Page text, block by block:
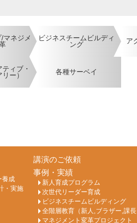
マネジメ
ビジネスチームビルディ
ング
ア
ィブ・
ー）
各種サーベイ
養成
・実施
講演のご依頼
事例・実績
新人育成プログラム
次世代リーダー育成
ビジネスチームビルディング
全階層教育（新人,ブラザー,課長,
マネジメント変革プロジェクト